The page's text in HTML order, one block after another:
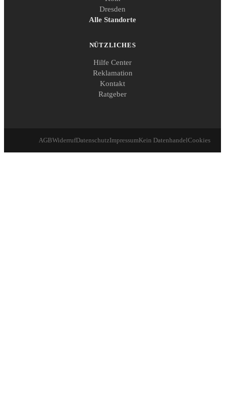
Dresden
Alle Standorte
NÜTZLICHES
Hilfe Center
Reklamation
Kontakt
Ratgeber
AGBWiderrufDatenschutzImpressumKein DatenhandelCookies